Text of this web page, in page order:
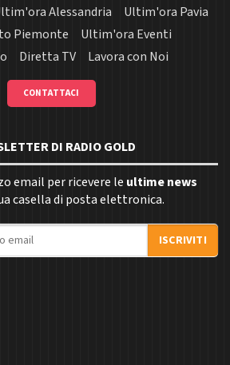
Alessandria
Ultim'ora Pavia
Piemonte
Ultim'ora Eventi
Diretta TV Lavora con Noi
CONTATTACI
DI RADIO GOLD
email per ricevere le ultime news
casella di posta elettronica.
ISCRIVITI